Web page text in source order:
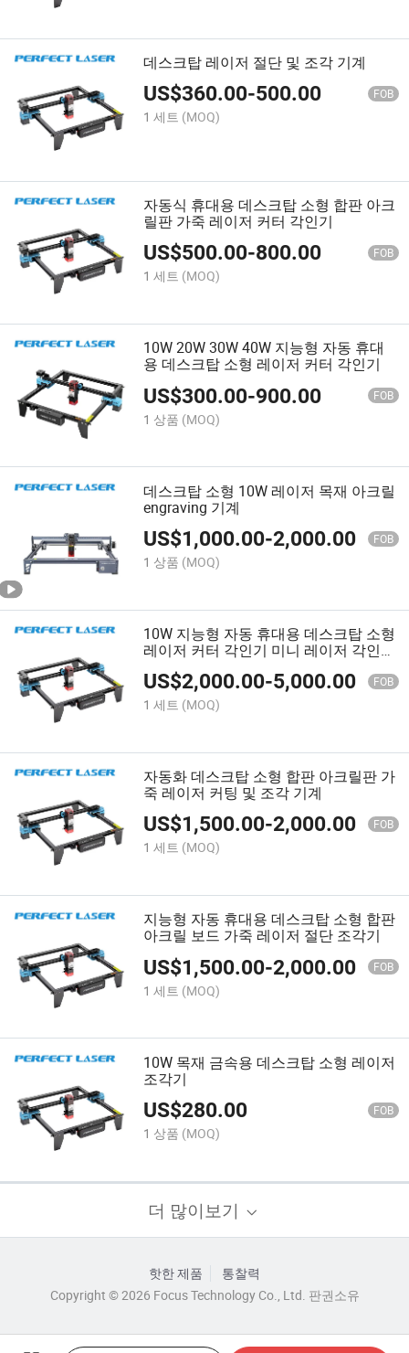
데스크탑 레이저 절단 및 조각 기계
US$360.00-500.00 FOB
1 세트 (MOQ)
자동식 휴대용 데스크탑 소형 합판 아크
릴판 가죽 레이저 커터 각인기
US$500.00-800.00 FOB
1 세트 (MOQ)
10W 20W 30W 40W 지능형 자동 휴대
용 데스크탑 소형 레이저 커터 각인기
US$300.00-900.00 FOB
1 상품 (MOQ)
데스크탑 소형 10W 레이저 목재 아크릴
engraving 기계
US$1,000.00-2,000.00 FOB
1 상품 (MOQ)
10W 지능형 자동 휴대용 데스크탑 소형
레이저 커터 각인기 미니 레이저 각인
US$2,000.00-5,000.00 FOB
1 세트 (MOQ)
자동화 데스크탑 소형 합판 아크릴판 가
죽 레이저 커팅 및 조각 기계
US$1,500.00-2,000.00 FOB
1 세트 (MOQ)
지능형 자동 휴대용 데스크탑 소형 합판
아크릴 보드 가죽 레이저 절단 조각기
US$1,500.00-2,000.00 FOB
1 세트 (MOQ)
10W 목재 금속용 데스크탑 소형 레이저
조각기
US$280.00 FOB
1 상품 (MOQ)
더 많이보기
핫한 제품
통찰력
Copyright © 2026 Focus Technology Co., Ltd. 판권소유